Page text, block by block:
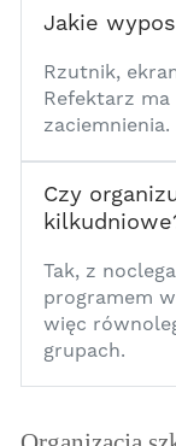
Jakie
Rzutnik,
Refektarz
zaciemnienia.
Czy
Tak, z
programem
więc
grupach.